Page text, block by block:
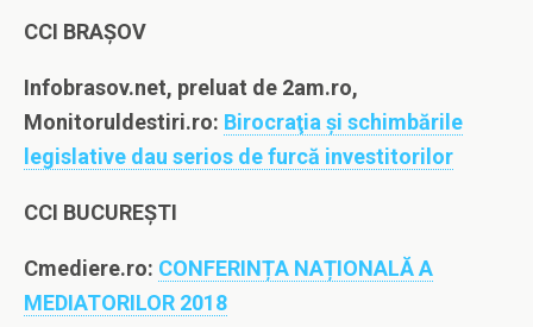
CCI BRAȘOV
Infobrasov.net, preluat de 2am.ro,
Monitoruldestiri.ro: Birocraţia şi schimbările
legislative dau serios de furcă investitorilor
CCI BUCUREȘTI
Cmediere.ro: CONFERINȚA NAȚIONALĂ A
MEDIATORILOR 2018